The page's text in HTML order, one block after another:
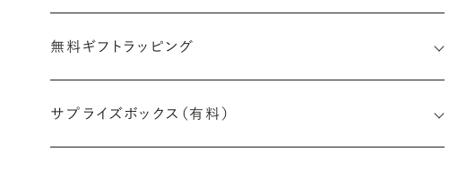
(長さx幅×深さ)
無料ギフトラッピング
サプライズボックス（有料）